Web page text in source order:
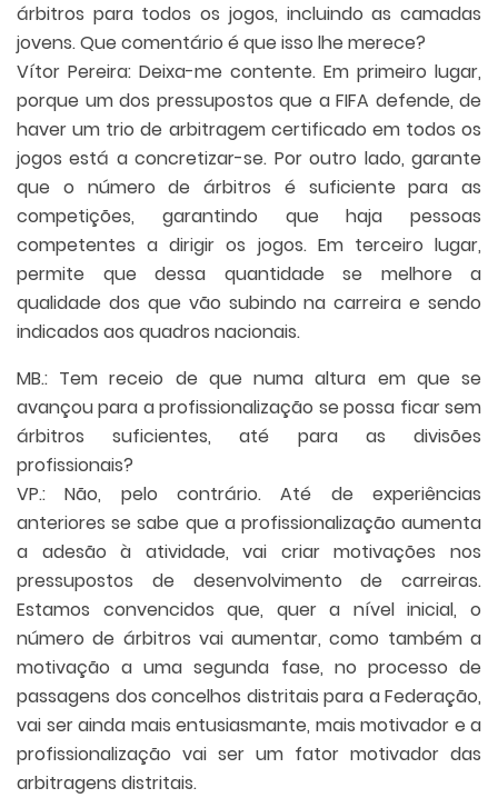
árbitros para todos os jogos, incluindo as camadas
jovens. Que comentário é que isso lhe merece?
Vítor Pereira: Deixa-me contente. Em primeiro lugar,
porque um dos pressupostos que a FIFA defende, de
haver um trio de arbitragem certificado em todos os
jogos está a concretizar-se. Por outro lado, garante
que o número de árbitros é suficiente para as
competições, garantindo que haja pessoas
competentes a dirigir os jogos. Em terceiro lugar,
permite que dessa quantidade se melhore a
qualidade dos que vão subindo na carreira e sendo
indicados aos quadros nacionais.
MB.: Tem receio de que numa altura em que se
avançou para a profissionalização se possa ficar sem
árbitros suficientes, até para as divisões
profissionais?
VP.: Não, pelo contrário. Até de experiências
anteriores se sabe que a profissionalização aumenta
a adesão à atividade, vai criar motivações nos
pressupostos de desenvolvimento de carreiras.
Estamos convencidos que, quer a nível inicial, o
número de árbitros vai aumentar, como também a
motivação a uma segunda fase, no processo de
passagens dos concelhos distritais para a Federação,
vai ser ainda mais entusiasmante, mais motivador e a
profissionalização vai ser um fator motivador das
arbitragens distritais.